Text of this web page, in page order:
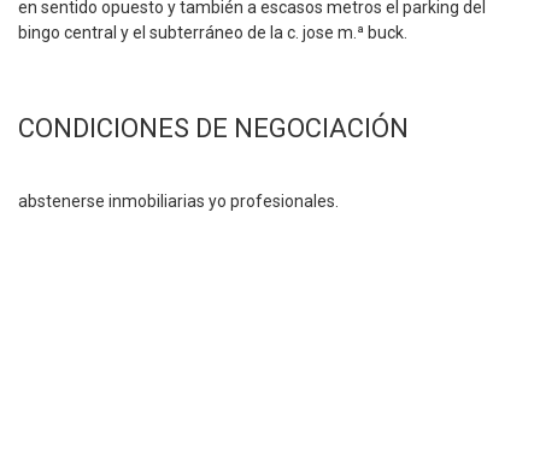
en sentido opuesto y también a escasos metros el parking del
bingo central y el subterráneo de la c. jose m.ª buck.
CONDICIONES DE NEGOCIACIÓN
abstenerse inmobiliarias yo profesionales.